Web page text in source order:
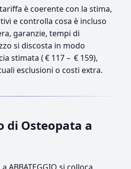
è coerente con la stima,
e controlla cosa è incluso
garanzie, tempi di
si discosta in modo
stimata ( € 117 – € 159),
esclusioni o costi extra.
di Osteopata a
a ABBATEGGIO si colloca